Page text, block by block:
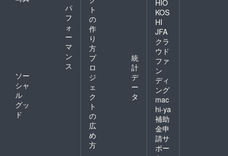
パ
フ
ォ
ー
マ
ン
ス
ソー
シャ
ル
グッ
ド
ト
の
作
り
方
プ
ロ
ジ
ェ
ク
ト
の
広
め
方
統
計
デ
ー
タ
HIO
KOS
HI
JFA
クラ
ウド
ファ
ン
ディ
ング
mac
hi-ya
補助
金申
請サ
ポー